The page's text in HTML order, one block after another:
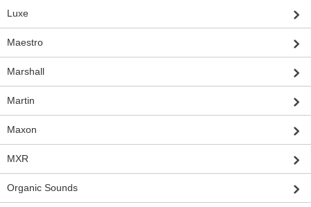
Luxe
Maestro
Marshall
Martin
Maxon
MXR
Organic Sounds